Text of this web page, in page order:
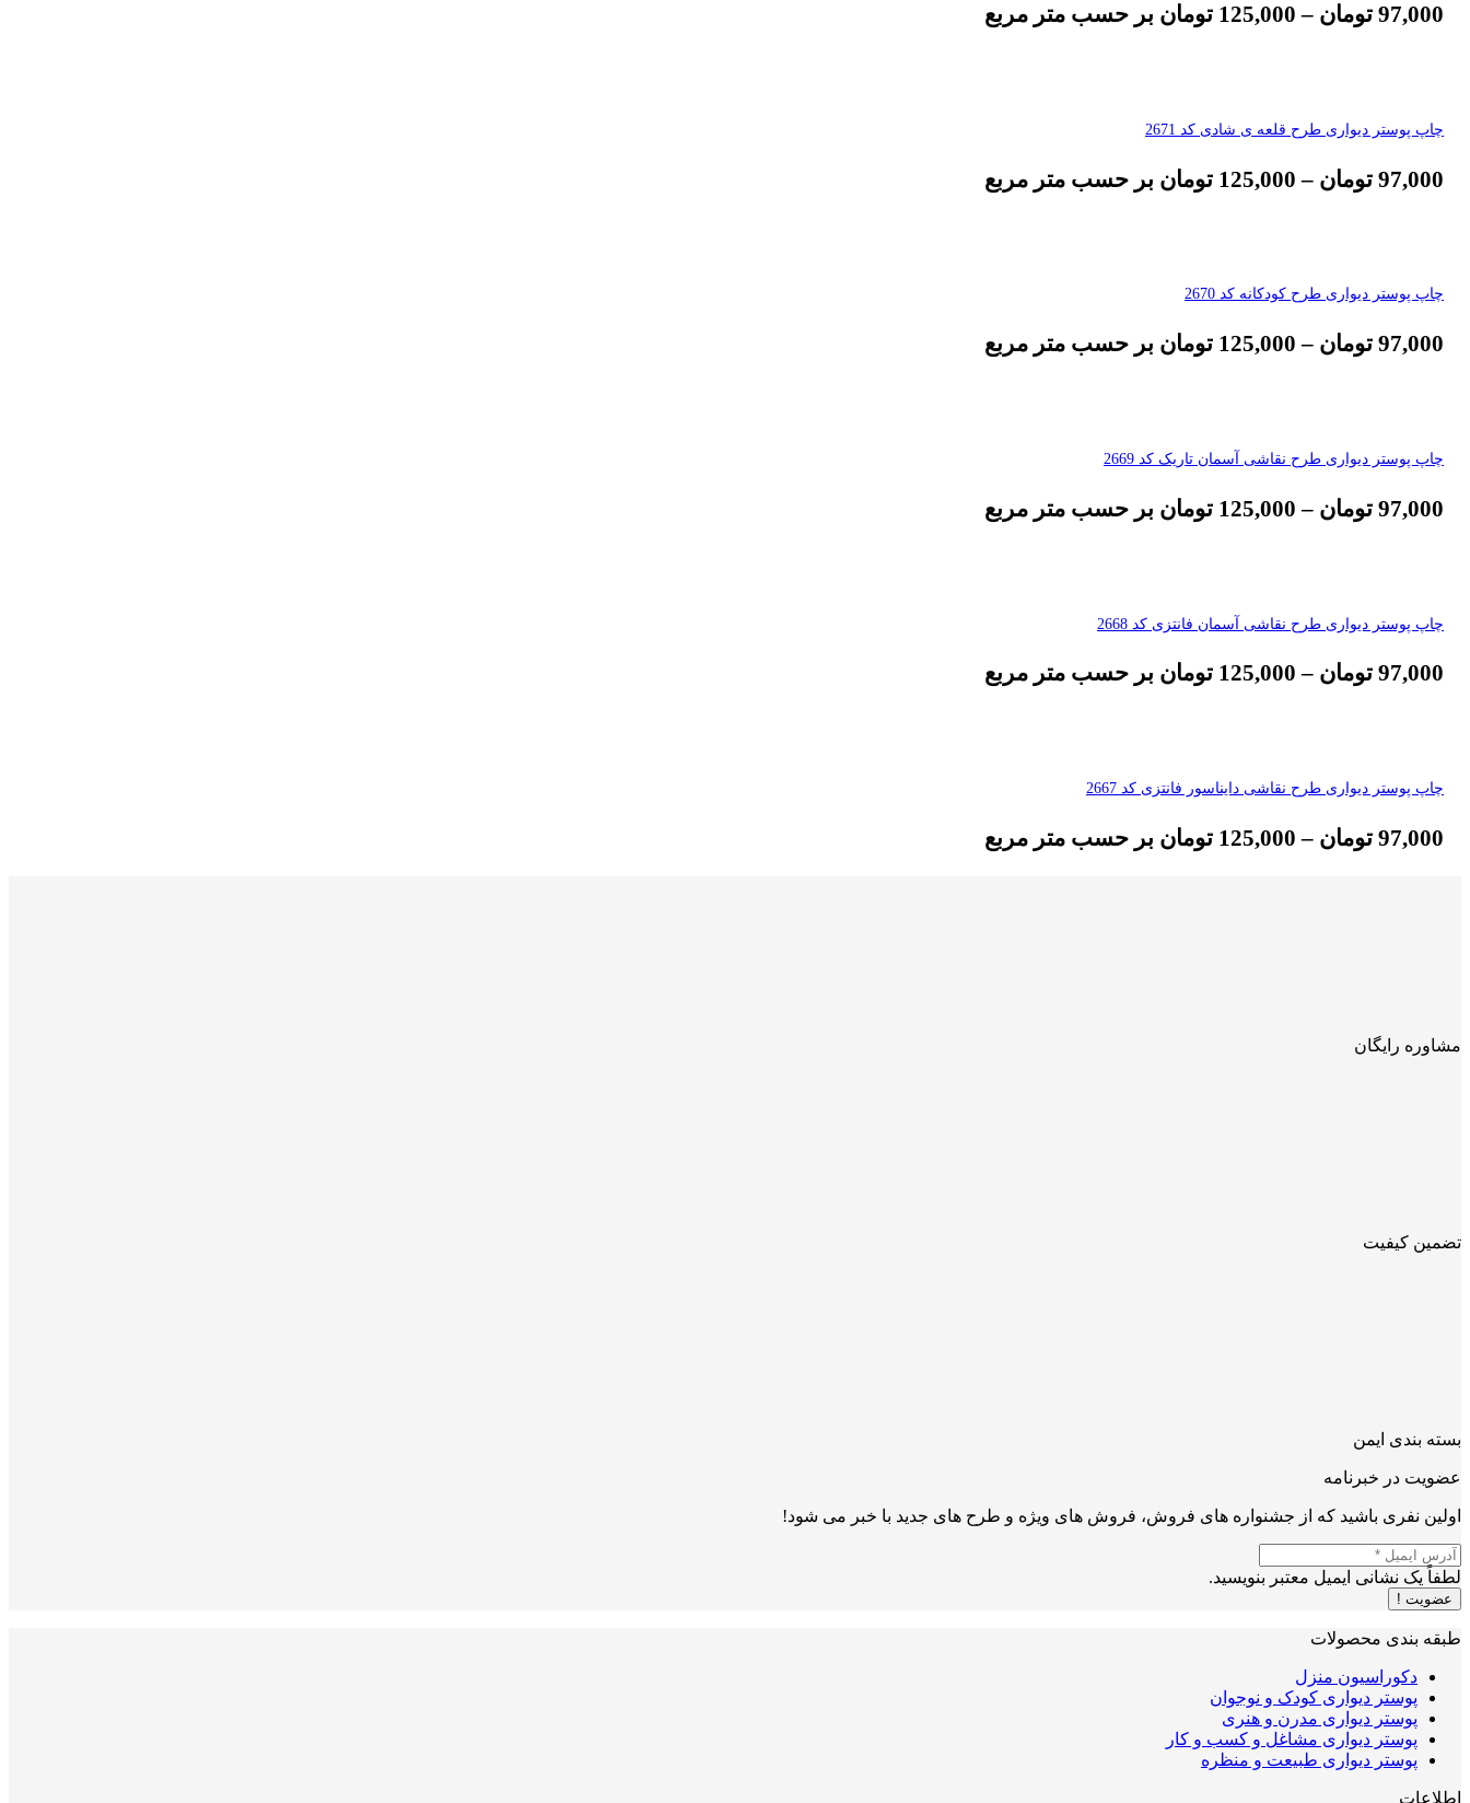
97,000 تومان –
125,000 تومان بر حسب متر مربع
چاپ پوستر دیواری طرح قلعه ی شادی کد 2671
97,000 تومان –
125,000 تومان بر حسب متر مربع
چاپ پوستر دیواری طرح کودکانه کد 2670
97,000 تومان –
125,000 تومان بر حسب متر مربع
چاپ پوستر دیواری طرح نقاشی آسمان تاریک کد 2669
97,000 تومان –
125,000 تومان بر حسب متر مربع
چاپ پوستر دیواری طرح نقاشی آسمان فانتزی کد 2668
97,000 تومان –
125,000 تومان بر حسب متر مربع
چاپ پوستر دیواری طرح نقاشی دایناسور فانتزی کد 2667
97,000 تومان –
125,000 تومان بر حسب متر مربع
مشاوره رایگان
تضمین کیفیت
بسته بندی ایمن
عضویت در خبرنامه
اولین نفری باشید که از جشنواره های فروش، فروش های ویژه و طرح های جدید با خبر می شود!
لطفاً یک نشانی ایمیل معتبر بنویسید.
عضویت !
طبقه بندی محصولات
دکوراسیون منزل
پوستر دیواری کودک و نوجوان
پوستر دیواری مدرن و هنری
پوستر دیواری مشاغل و کسب و کار
پوستر دیواری طبیعت و منظره
اطلاعات